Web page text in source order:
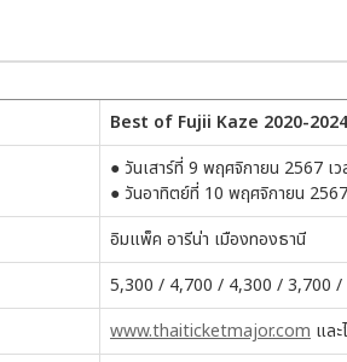
Best of Fujii Kaze 2020-
● วันเสาร์ที่ 9 พฤศจิกายน 2567 เ
● วันอาทิตย์ที่ 10 พฤศจิกายน
อิมแพ็ค อารีน่า เมืองทองธานี
5,300 / 4,700 / 4,300 / 3,700
www.thaiticketmajor.com และ